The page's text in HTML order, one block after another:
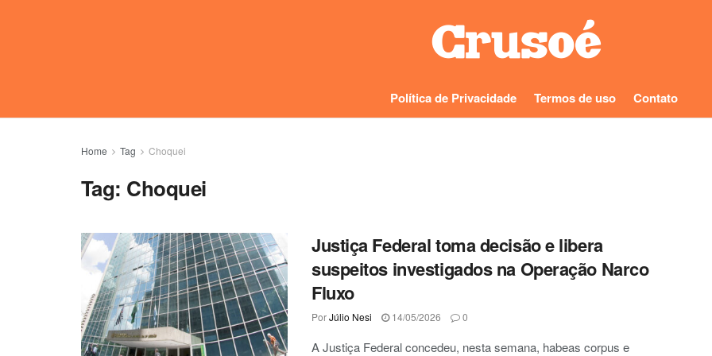
Política de Privacidade Termos de uso Contato
Home Tag Choquei
Tag: Choquei
Justiça Federal toma decisão e libera
suspeitos investigados na Operação Narco
Fluxo
PorJúlio Nesi 14/05/2026 0
A Justiça Federal concedeu, nesta semana, habeas corpus e